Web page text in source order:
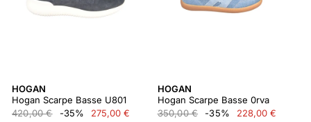
HOGAN
Hogan Scarpe Basse U801
420,00 €
-35% 275,00 €
HOGAN
Hogan Scarpe Basse 0rva
350,00 €
-35% 228,00 €